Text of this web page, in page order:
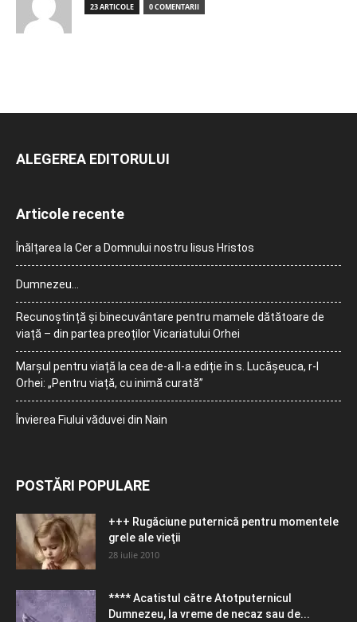
23 ARTICOLE 0 COMENTARII
ALEGEREA EDITORULUI
Articole recente
Înălțarea la Cer a Domnului nostru Iisus Hristos
Dumnezeu…
Recunoștință și binecuvântare pentru mamele dătătoare de
viață – din partea preoților Vicariatului Orhei
Marșul pentru viață la cea de-a II-a ediție în s. Lucășeuca, r-l
Orhei: „Pentru viață, cu inimă curată”
Învierea Fiului văduvei din Nain
POSTĂRI POPULARE
+++ Rugăciune puternică pentru momentele
grele ale vieţii
28 iulie 2010
**** Acatistul către Atotputernicul
Dumnezeu, la vreme de necaz sau de...